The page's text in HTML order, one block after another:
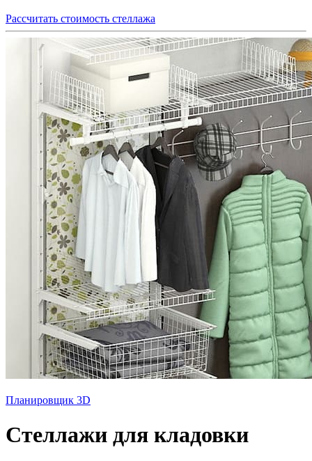
Рассчитать стоимость стеллажа
Планировщик 3D
Стеллажи для кладовки